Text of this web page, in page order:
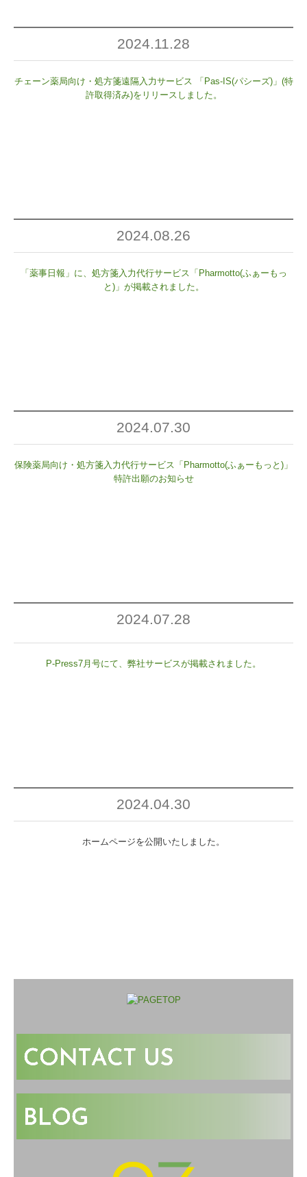
2024.11.28
チェーン薬局向け・処方箋遠隔入力サービス 「Pas-IS(パシーズ)」(特
許取得済み)をリリースしました。
2024.08.26
「薬事日報」に、処方箋入力代行サービス「Pharmotto(ふぁーもっ
と)」が掲載されました。
2024.07.30
保険薬局向け・処方箋入力代行サービス「Pharmotto(ふぁーもっと)」
特許出願のお知らせ
2024.07.28
P-Press7月号にて、弊社サービスが掲載されました。
2024.04.30
ホームページを公開いたしました。